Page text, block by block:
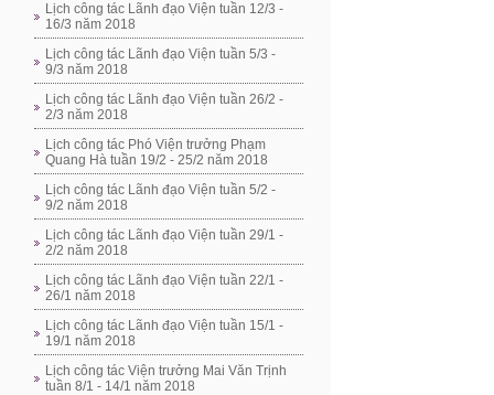
Lịch công tác Lãnh đạo Viện tuần 12/3 -
16/3 năm 2018
Lịch công tác Lãnh đạo Viện tuần 5/3 -
9/3 năm 2018
Lịch công tác Lãnh đạo Viện tuần 26/2 -
2/3 năm 2018
Lịch công tác Phó Viện trưởng Phạm
Quang Hà tuần 19/2 - 25/2 năm 2018
Lịch công tác Lãnh đạo Viện tuần 5/2 -
9/2 năm 2018
Lịch công tác Lãnh đạo Viện tuần 29/1 -
2/2 năm 2018
Lịch công tác Lãnh đạo Viện tuần 22/1 -
26/1 năm 2018
Lịch công tác Lãnh đạo Viện tuần 15/1 -
19/1 năm 2018
Lịch công tác Viện trưởng Mai Văn Trịnh
tuần 8/1 - 14/1 năm 2018